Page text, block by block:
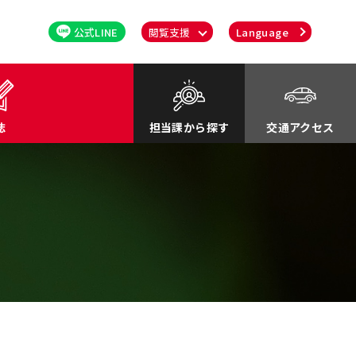
公式LINE 閲覧支援 Language
担当課から探す
交通アクセス